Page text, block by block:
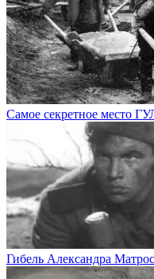
Самое секретное место
Гибель Александра